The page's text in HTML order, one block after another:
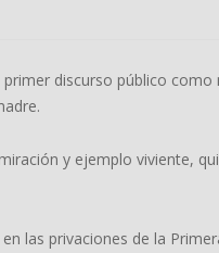
discurso público
y ejemplo viviente,
las privaciones de la